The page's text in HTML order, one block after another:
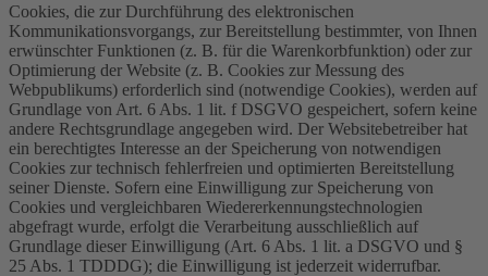
Cookies, die zur Durchführung des elektronischen
Kommunikationsvorgangs, zur Bereitstellung bestimmter, von Ihnen
erwünschter Funktionen (z. B. für die Warenkorbfunktion) oder zur
Optimierung der Website (z. B. Cookies zur Messung des
Webpublikums) erforderlich sind (notwendige Cookies), werden auf
Grundlage von Art. 6 Abs. 1 lit. f DSGVO gespeichert, sofern keine
andere Rechtsgrundlage angegeben wird. Der Websitebetreiber hat
ein berechtigtes Interesse an der Speicherung von notwendigen
Cookies zur technisch fehlerfreien und optimierten Bereitstellung
seiner Dienste. Sofern eine Einwilligung zur Speicherung von
Cookies und vergleichbaren Wiedererkennungstechnologien
abgefragt wurde, erfolgt die Verarbeitung ausschließlich auf
Grundlage dieser Einwilligung (Art. 6 Abs. 1 lit. a DSGVO und §
25 Abs. 1 TDDDG); die Einwilligung ist jederzeit widerrufbar.